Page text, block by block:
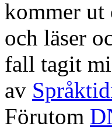
kommer ut
och läser
fall tagit
av
Förutom